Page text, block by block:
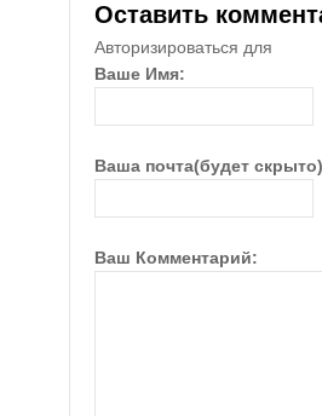
Оставить
Авторизироваться для
Ваше Имя:
Ваша почта(будет
Ваш Комментарий: